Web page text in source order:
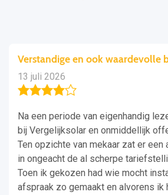
en ook waardevolle belegging
van eigenhandig lezen en leren
en onmiddellijk offertes
van mekaar zat er een aardig
de al scherpe tariefstellingen.
had wie mocht installeren was de
gemaakt en alvorens ik het wist